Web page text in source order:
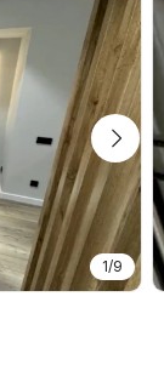
1/9